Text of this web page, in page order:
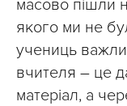
масово пішли
якого ми не
учениць
вчителя – це
матеріал, а